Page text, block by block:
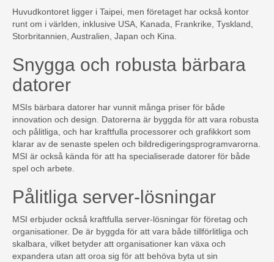
Huvudkontoret ligger i Taipei, men företaget har också kontor
runt om i världen, inklusive USA, Kanada, Frankrike, Tyskland,
Storbritannien, Australien, Japan och Kina.
Snygga och robusta bärbara
datorer
MSIs bärbara datorer har vunnit många priser för både
innovation och design. Datorerna är byggda för att vara robusta
och pålitliga, och har kraftfulla processorer och grafikkort som
klarar av de senaste spelen och bildredigeringsprogramvarorna.
MSI är också kända för att ha specialiserade datorer för både
spel och arbete.
Pålitliga server-lösningar
MSI erbjuder också kraftfulla server-lösningar för företag och
organisationer. De är byggda för att vara både tillförlitliga och
skalbara, vilket betyder att organisationer kan växa och
expandera utan att oroa sig för att behöva byta ut sin